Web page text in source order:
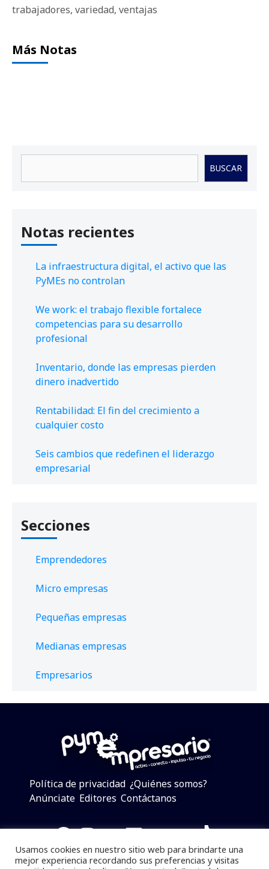
trabajadores, variedad, ventajas
Más Notas
BUSCAR
Notas recientes
La infraestructura digital, el activo que las
PyMEs no controlan
We work: el trabajo flexible fortalece
competencias para su desarrollo
profesional
Inventario, donde las empresas pierden
dinero inadvertido
Rentabilidad: El fin del crecimiento a
cualquier costo
Seis cambios que redefinen el liderazgo
empresarial
Secciones
Emprendedores
Micro empresas
Pequeñas empresas
Medianas empresas
Empresarios
Política de privacidad ¿Quiénes somos?
Anúnciate Editores Contáctanos
Facebook
Instagram
Twitter
LinkedIn
Telegram
YouTube
TikTok
Usamos cookies en nuestro sitio web para brindarte una
mejor experiencia recordando sus preferencias y visitas